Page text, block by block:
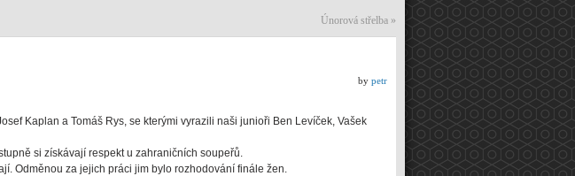
Únorová střelba »
by petr
Kaplan a Tomáš Rys, se kterými vyrazili naši junioři Ben Levíček, Vašek
si získávají respekt u zahraničních soupeřů.
Odměnou za jejich práci jim bylo rozhodování finále žen.